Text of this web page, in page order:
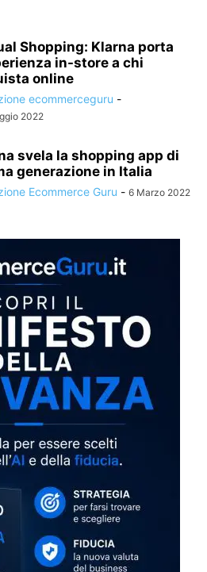
Shopping: Klarna porta
in-store a chi
online
ecommerceguru -
2022
svela la shopping app di
generazione in Italia
Ecommerce Guru - 6 Marzo 2022